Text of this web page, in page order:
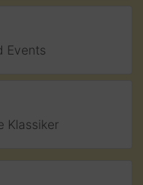
Events
Klassiker